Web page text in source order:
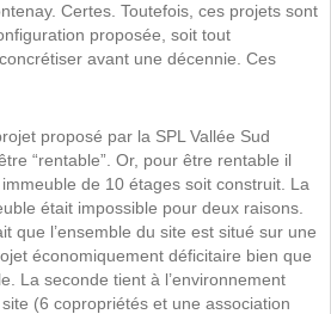
Certes. Toutefois, ces projets sont
proposée, soit tout
avant une décennie. Ces
proposé par la SPL Vallée Sud
“rentable”. Or, pour être rentable il
de 10 étages soit construit. La
était impossible pour deux raisons.
que l’ensemble du site est situé sur une
économiquement déficitaire bien que
La seconde tient à l’environnement
(6 copropriétés et une association